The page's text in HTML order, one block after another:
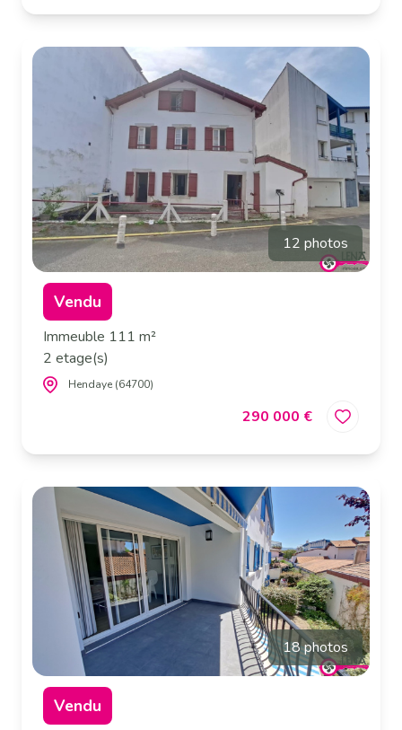
12 photos
Vendu
Immeuble 111 m²
2 etage(s)
Hendaye (64700)
290 000 €
18 photos
Vendu